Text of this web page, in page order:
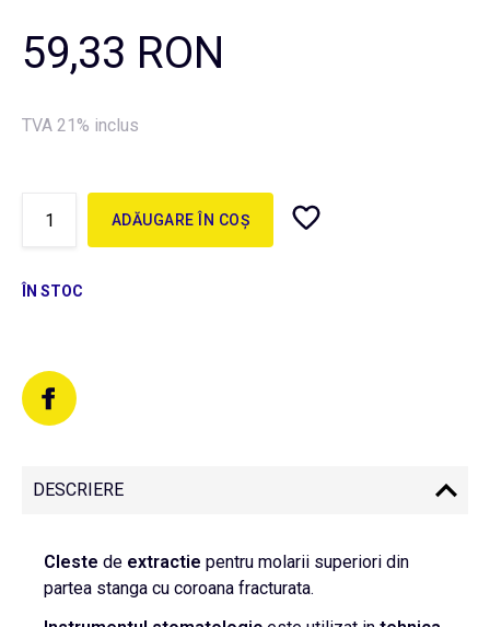
59,33 RON
TVA 21% inclus
ADĂUGARE ÎN COȘ
ÎN STOC
DESCRIERE
Cleste de extractie pentru molarii superiori din
partea stanga cu coroana fracturata.